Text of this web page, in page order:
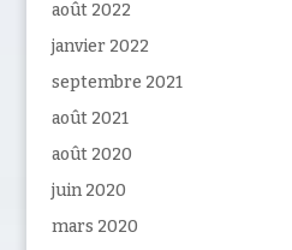
août 2022
janvier 2022
septembre 2021
août 2021
août 2020
juin 2020
mars 2020